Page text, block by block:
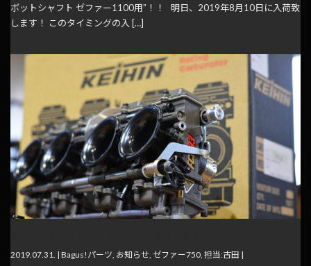
ボットシャフト ゼファー1100用”！！ 明日、2019年8月10日に入荷致
します！ このタイミングの入 […]
2019.07.31. | Bagus!パーツ お知らせ ゼファー750 担当:古田 |